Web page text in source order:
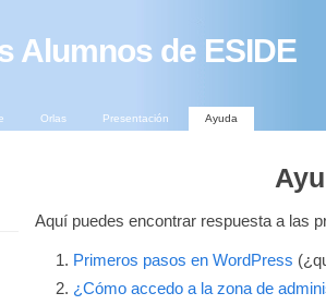
Alumnos de ESIDE
Orlas Presentación Ayuda
Aquí puedes encontrar respuesta a las
Primeros pasos en WordPress
¿Cómo accedo a la zona de